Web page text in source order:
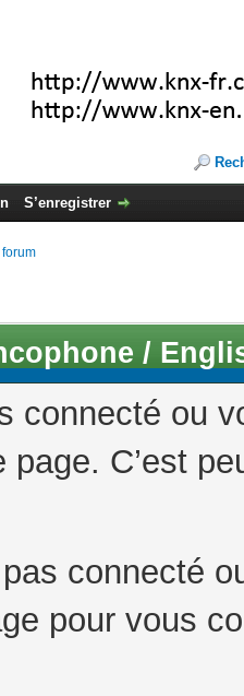
S’enregistrer
/
connecté ou
page. C’est
pas connecté
pour vous